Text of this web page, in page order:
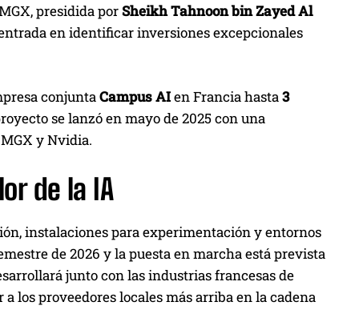
presidida porSheikh Tahnoon bin Zayed Al
en identificar inversiones excepcionales
conjuntaCampus AIen Francia hasta3
se lanzó en mayo de 2025 con una
y Nvidia.
de la IA
instalaciones para experimentación y entornos
de 2026 y la puesta en marcha está prevista
junto con las industrias francesas de
los proveedores locales más arriba en la cadena